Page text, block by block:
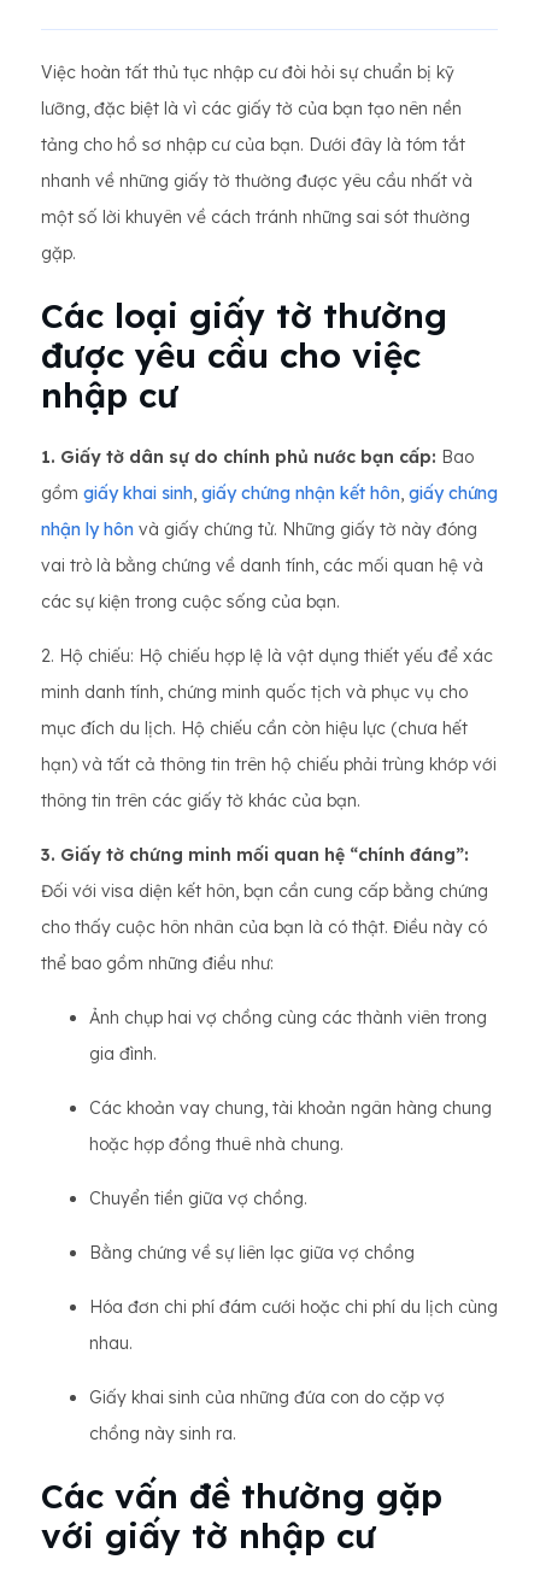
Việc hoàn tất thủ tục nhập cư đòi hỏi sự chuẩn bị kỹ
lưỡng, đặc biệt là vì các giấy tờ của bạn tạo nên nền
tảng cho hồ sơ nhập cư của bạn. Dưới đây là tóm tắt
nhanh về những giấy tờ thường được yêu cầu nhất và
một số lời khuyên về cách tránh những sai sót thường
gặp.
Các loại giấy tờ thường
được yêu cầu cho việc
nhập cư
1. Giấy tờ dân sự do chính phủ nước bạn cấp: Bao
gồm giấy khai sinh, giấy chứng nhận kết hôn, giấy chứng
nhận ly hôn và giấy chứng tử. Những giấy tờ này đóng
vai trò là bằng chứng về danh tính, các mối quan hệ và
các sự kiện trong cuộc sống của bạn.
2. Hộ chiếu: Hộ chiếu hợp lệ là vật dụng thiết yếu để xác
minh danh tính, chứng minh quốc tịch và phục vụ cho
mục đích du lịch. Hộ chiếu cần còn hiệu lực (chưa hết
hạn) và tất cả thông tin trên hộ chiếu phải trùng khớp với
thông tin trên các giấy tờ khác của bạn.
3. Giấy tờ chứng minh mối quan hệ “chính đáng”:
Đối với visa diện kết hôn, bạn cần cung cấp bằng chứng
cho thấy cuộc hôn nhân của bạn là có thật. Điều này có
thể bao gồm những điều như:
Ảnh chụp hai vợ chồng cùng các thành viên trong
gia đình.
Các khoản vay chung, tài khoản ngân hàng chung
hoặc hợp đồng thuê nhà chung.
Chuyển tiền giữa vợ chồng.
Bằng chứng về sự liên lạc giữa vợ chồng
Hóa đơn chi phí đám cưới hoặc chi phí du lịch cùng
nhau.
Giấy khai sinh của những đứa con do cặp vợ
chồng này sinh ra.
Các vấn đề thường gặp
với giấy tờ nhập cư